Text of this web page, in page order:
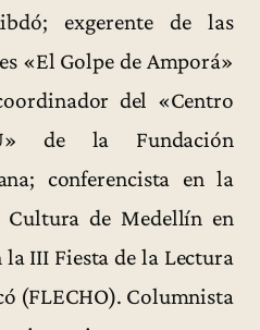
exgerente de las
«El Golpe de Amporá»
del «Centro
de la Fundación
conferencista en la
de Medellín en
III Fiesta de la Lectura
(FLECHO). Columnista